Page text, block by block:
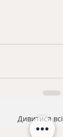
Дивитися всі